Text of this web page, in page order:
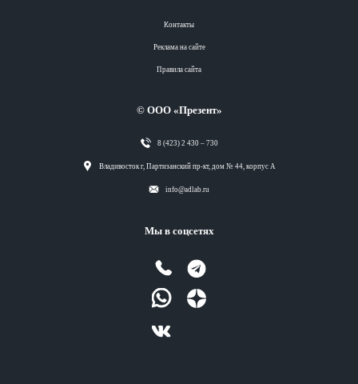
Контакты
Реклама на сайте
Правила сайта
© ООО «Презент»
8 (423) 2 430 – 730
Владивосток г, Партизанский пр-кт, дом № 44, корпус А
info@adlab.ru
Мы в соцсетях